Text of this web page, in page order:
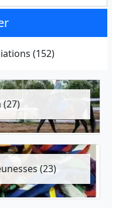
(152)
(27)
(23)